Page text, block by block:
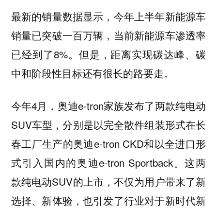
最新的销量数据显示，今年上半年新能源车
销量已突破一百万辆，当前新能源车渗透率
已经到了8%。但是，距离实现碳达峰、碳
中和阶段性目标还有很长的路要走。
今年4月，奥迪e-tron家族发布了两款纯电动
SUV车型，分别是以完全散件组装形式在长
春工厂生产的奥迪e-tron CKD和以全进口形
式引入国内的奥迪e-tron Sportback。这两
款纯电动SUV的上市，不仅为用户带来了新
选择、新体验，也引发了行业对于新时代新